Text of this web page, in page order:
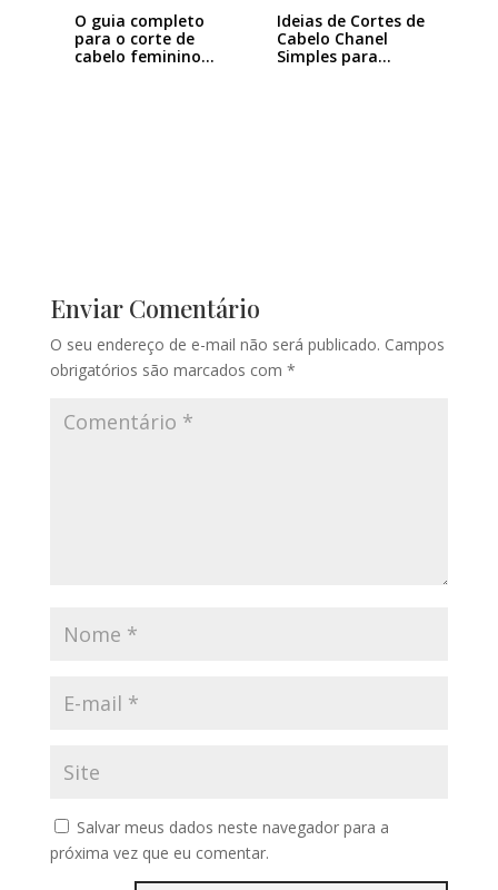
O guia completo
para o corte de
cabelo feminino…
Ideias de Cortes de
Cabelo Chanel
Simples para…
Enviar Comentário
O seu endereço de e-mail não será publicado. Campos
obrigatórios são marcados com *
Salvar meus dados neste navegador para a
próxima vez que eu comentar.